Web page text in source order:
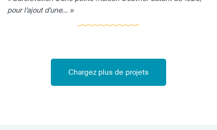
pour l'ajout d'une... »
Chargez plus de projets